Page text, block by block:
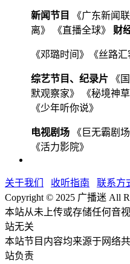
新闻节目
《广东新闻
离》 《直播全球》 财
《邓璐时间》《丝路
综艺节目、纪录片 《
默观察家》 《秘境神
《少年听你说》
电视剧场 《巨无霸剧
《活力影院》
关于我们 收听指南 联系方
Copyright © 2025 广播迷 All
本站从未上传或存储任何音
站无关
本站节目内容均来源于网络
站负责